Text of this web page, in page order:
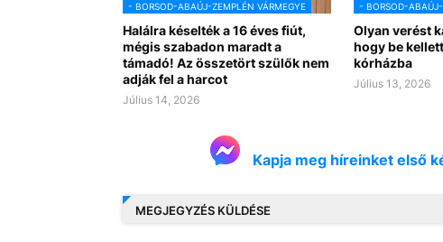
- BORSOD-ABAÚJ-ZEMPLÉN VÁRMEGYE
Halálra késelték a 16 éves fiút,
mégis szabadon maradt a
támadó! Az összetört szülők nem
adják fel a harcot
Július 14, 2026
- BORSOD-ABAÚJ-
Olyan verést
hogy be
kórházba
Július 13, 2026
Kapja meg híreinket első
MEGJEGYZÉS KÜLDÉSE